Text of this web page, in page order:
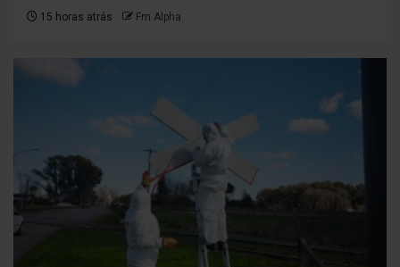
15 horas atrás Fm Alpha